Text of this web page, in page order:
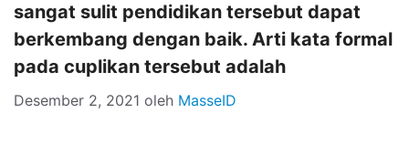
sangat sulit pendidikan tersebut dapat
berkembang dengan baik. Arti kata formal
pada cuplikan tersebut adalah
Desember 2, 2021 oleh MasseID